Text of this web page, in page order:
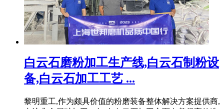
白云石磨粉加工生产线,白云石制粉设
备,白云石加工工艺 ...
黎明重工,作为颇具价值的粉磨装备整体解决方案提供商,